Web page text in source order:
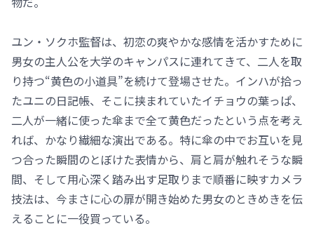
ユン・ソクホ監督は、初恋の爽やかな感情を活かすために
男女の主人公を大学のキャンパスに連れてきて、二人を取
り持つ“黄色の小道具”を続けて登場させた。インハが拾っ
たユニの日記帳、そこに挟まれていたイチョウの葉っぱ、
二人が一緒に使った傘まで全て黄色だったという点を考え
れば、かなり繊細な演出である。特に傘の中でお互いを見
つ合った瞬間のとぼけた表情から、肩と肩が触れそうな瞬
間、そして用心深く踏み出す足取りまで順番に映すカメラ
技法は、今まさに心の扉が開き始めた男女のときめきを伝
えることに一役買っている。